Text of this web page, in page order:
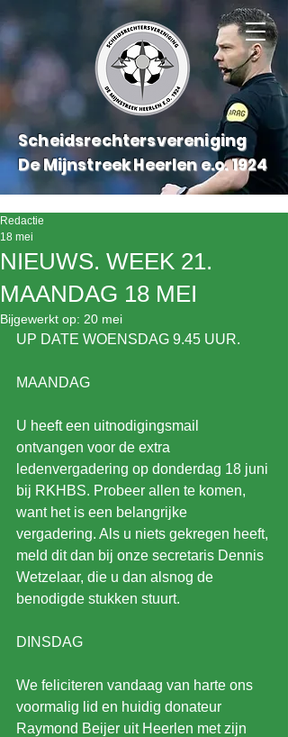
Scheidsrechtersvereniging
De Mijnstreek Heerlen e.o.1924
NIEUWS. WEEK 21.
MAANDAG 18 MEI
Redactie
18 mei
Bijgewerkt op: 20 mei
UP DATE WOENSDAG 9.45 UUR.
MAANDAG
U heeft een uitnodigingsmail
ontvangen voor de extra
ledenvergadering op donderdag 18 juni
bij RKHBS. Probeer allen te komen,
want het is een belangrijke
vergadering. Als u niets gekregen heeft,
meld dit dan bij onze secretaris Dennis
Wetzelaar, die u dan alsnog de
benodigde stukken stuurt.
DINSDAG
We feliciteren vandaag van harte ons
voormalig lid en huidig donateur
Raymond Beijer uit Heerlen met zijn